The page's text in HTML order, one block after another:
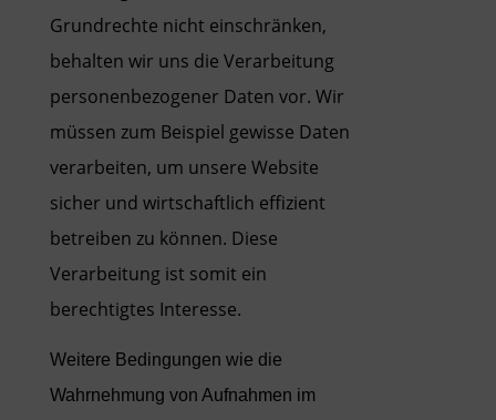
Grundrechte nicht einschränken,
behalten wir uns die Verarbeitung
personenbezogener Daten vor. Wir
müssen zum Beispiel gewisse Daten
verarbeiten, um unsere Website
sicher und wirtschaftlich effizient
betreiben zu können. Diese
Verarbeitung ist somit ein
berechtigtes Interesse.
Weitere Bedingungen wie die
Wahrnehmung von Aufnahmen im